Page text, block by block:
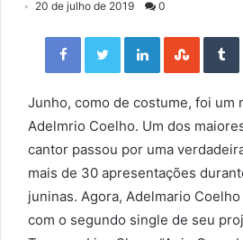
20 de julho de 2019 0
Facebook Twitter LinkedIn StumbleUpon
Junho, como de costume, foi um
Adelmrio Coelho. Um dos
cantor passou por uma
mais de 30 apresentações
juninas. Agora, Adelmario
com o segundo single de seu